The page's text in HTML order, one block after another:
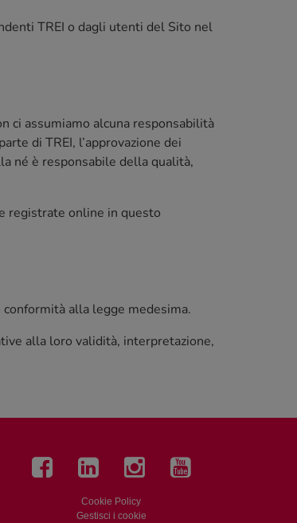
TREI o dagli utenti del Sito nel
ci assumiamo alcuna responsabilità
di TREI, l’approvazione dei
né è responsabile della qualità,
registrate online in questo
alla legge medesima.
alla loro validità, interpretazione,
Cookie Policy
Gestisci i cookie